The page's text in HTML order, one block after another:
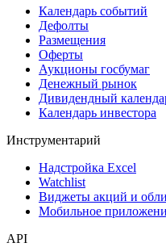
Календарь событий
Дефолты
Размещения
Оферты
Аукционы госбумаг
Денежный рынок
Дивидендный
Календарь инвестора
Инструментарий
Надстройка Excel
Watchlist
Виджеты акций и
Мобильное
API